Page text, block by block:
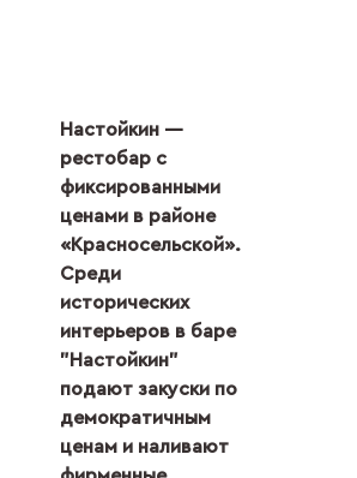
Настойкин —
рестобар с
фиксированными
ценами в районе
«Красносельской».
Среди
исторических
интерьеров в баре
"Настойкин"
подают закуски по
демократичным
ценам и наливают